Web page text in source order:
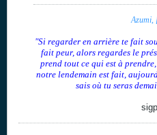
Azumi,
"Si regarder en arrière te fait
fait peur, alors regardes le
prend tout ce qui est à
notre lendemain est fait,
sais où tu seras